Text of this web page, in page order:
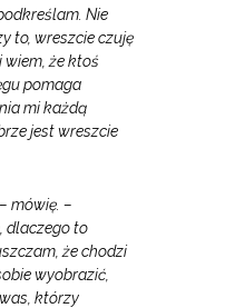
Nie
to, wreszcie czuję
wiem, że ktoś
pomaga
mi każdą
jest wreszcie
mówię. –
dlaczego to
że chodzi
wyobrazić,
którzy